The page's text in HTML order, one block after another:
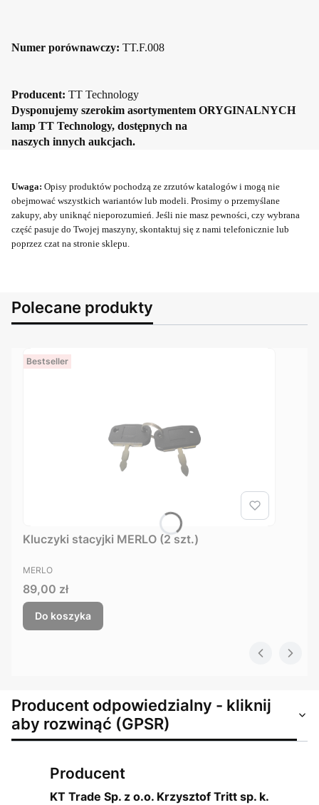
Numer porównawczy: TT.F.008
Producent: TT Technology
Dysponujemy szerokim asortymentem ORYGINALNYCH
lamp TT Technology, dostępnych na
naszych innych aukcjach.
Uwaga: Opisy produktów pochodzą ze zrzutów katalogów i mogą nie
obejmować wszystkich wariantów lub modeli. Prosimy o przemyślane
zakupy, aby uniknąć nieporozumień. Jeśli nie masz pewności, czy wybrana
część pasuje do Twojej maszyny, skontaktuj się z nami telefonicznie lub
poprzez czat na stronie sklepu.
Polecane produkty
Bestseller
Kluczyki stacyjki MERLO (2 szt.)
PRODUCENT
MERLO
Cena
89,00 zł
Do koszyka
Producent odpowiedzialny - kliknij
aby rozwinąć (GPSR)
Producent
KT Trade Sp. z o.o. Krzysztof Tritt sp. k.